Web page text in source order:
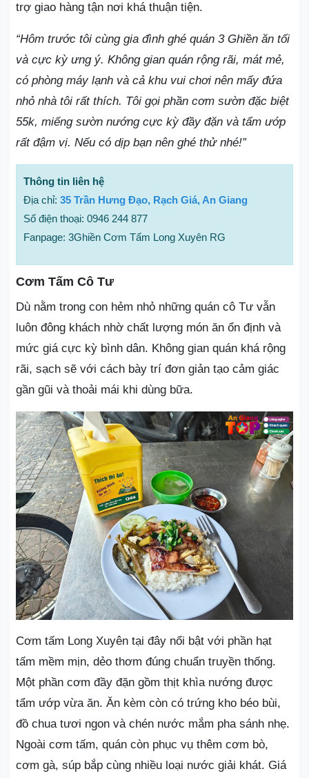
trợ giao hàng tận nơi khá thuận tiện.
“Hôm trước tôi cùng gia đình ghé quán 3 Ghiền ăn tối
và cực kỳ ưng ý. Không gian quán rộng rãi, mát mẻ,
có phòng máy lạnh và cả khu vui chơi nên mấy đứa
nhỏ nhà tôi rất thích. Tôi gọi phần cơm sườn đặc biệt
55k, miếng sườn nướng cực kỳ đầy đặn và tẩm ướp
rất đậm vị. Nếu có dịp bạn nên ghé thử nhé!”
Thông tin liên hệ
Địa chỉ: 35 Trần Hưng Đạo, Rạch Giá, An Giang
Số điện thoại: 0946 244 877
Fanpage: 3Ghiền Cơm Tấm Long Xuyên RG
Cơm Tấm Cô Tư
Dù nằm trong con hẻm nhỏ những quán cô Tư vẫn
luôn đông khách nhờ chất lượng món ăn ổn định và
mức giá cực kỳ bình dân. Không gian quán khá rộng
rãi, sạch sẽ với cách bày trí đơn giản tạo cảm giác
gần gũi và thoải mái khi dùng bữa.
Cơm tấm Long Xuyên tại đây nổi bật với phần hạt
tấm mềm mịn, dẻo thơm đúng chuẩn truyền thống.
Một phần cơm đầy đặn gồm thịt khìa nướng được
tẩm ướp vừa ăn. Ăn kèm còn có trứng kho béo bùi,
đồ chua tươi ngon và chén nước mắm pha sánh nhẹ.
Ngoài cơm tấm, quán còn phục vụ thêm cơm bò,
cơm gà, súp bắp cùng nhiều loại nước giải khát. Giá